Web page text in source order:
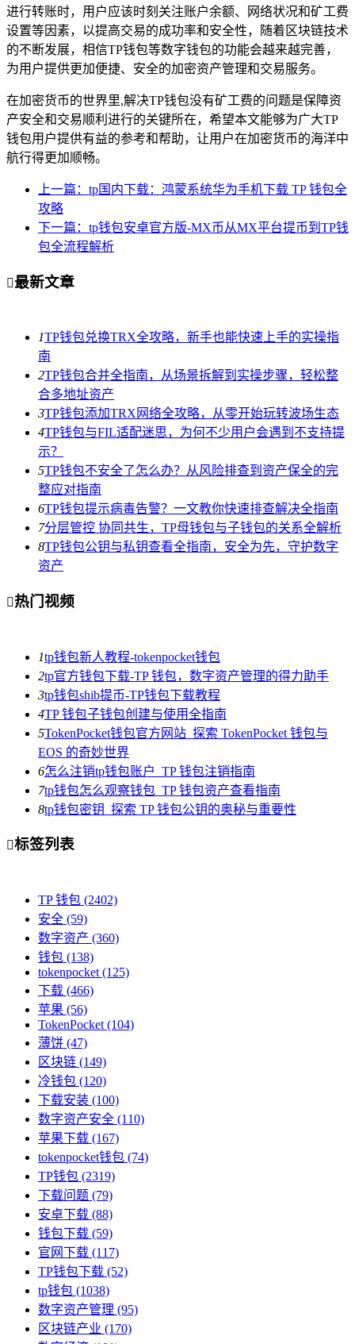
进行转账时，用户应该时刻关注账户余额、网络状况和矿工费
设置等因素，以提高交易的成功率和安全性，随着区块链技术
的不断发展，相信TP钱包等数字钱包的功能会越来越完善，
为用户提供更加便捷、安全的加密资产管理和交易服务。
在加密货币的世界里,解决TP钱包没有矿工费的问题是保障资
产安全和交易顺利进行的关键所在，希望本文能够为广大TP
钱包用户提供有益的参考和帮助，让用户在加密货币的海洋中
航行得更加顺畅。
上一篇：tp国内下载：鸿蒙系统华为手机下载 TP 钱包全
攻略
下一篇：tp钱包安卓官方版-MX币从MX平台提币到TP钱
包全流程解析
最新文章
1TP钱包兑换TRX全攻略，新手也能快速上手的实操指
南
2TP钱包合并全指南，从场景拆解到实操步骤，轻松整
合多地址资产
3TP钱包添加TRX网络全攻略，从零开始玩转波场生态
4TP钱包与FIL适配迷思，为何不少用户会遇到不支持提
示？
5TP钱包不安全了怎么办？从风险排查到资产保全的完
整应对指南
6TP钱包提示病毒告警？一文教你快速排查解决全指南
7分层管控 协同共生，TP母钱包与子钱包的关系全解析
8TP钱包公钥与私钥查看全指南，安全为先，守护数字
资产
热门视频
1tp钱包新人教程-tokenpocket钱包
2tp官方钱包下载-TP 钱包，数字资产管理的得力助手
3tp钱包shib提币-TP钱包下载教程
4TP 钱包子钱包创建与使用全指南
5TokenPocket钱包官方网站_探索 TokenPocket 钱包与
EOS 的奇妙世界
6怎么注销tp钱包账户_TP 钱包注销指南
7tp钱包怎么观察钱包_TP 钱包资产查看指南
8tp钱包密钥_探索 TP 钱包公钥的奥秘与重要性
标签列表
TP 钱包 (2402)
安全 (59)
数字资产 (360)
钱包 (138)
tokenpocket (125)
下载 (466)
苹果 (56)
TokenPocket (104)
薄饼 (47)
区块链 (149)
冷钱包 (120)
下载安装 (100)
数字资产安全 (110)
苹果下载 (167)
tokenpocket钱包 (74)
TP钱包 (2319)
下载问题 (79)
安卓下载 (88)
钱包下载 (59)
官网下载 (117)
TP钱包下载 (52)
tp钱包 (1038)
数字资产管理 (95)
区块链产业 (170)